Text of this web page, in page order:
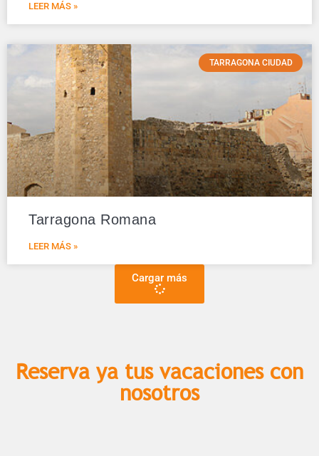
LEER MÁS »
TARRAGONA CIUDAD
Tarragona Romana
LEER MÁS »
Cargar más
Reserva ya tus vacaciones con
nosotros​